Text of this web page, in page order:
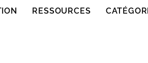
RESSOURCES